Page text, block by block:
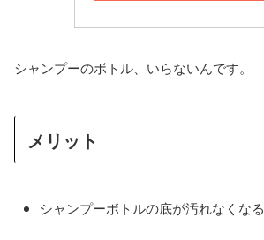
シャンプーのボトル、いらないんです。
メリット
シャンプーボトルの底が汚れなくなる